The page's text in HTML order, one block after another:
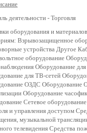
деятельности -Торговля
оборудования и
Взрывозащищенное
устройства Другое
оборудование
Оборудование
для ТВ-сетей
ОЗДС Оборудование
Оборудование
Сетевое
и управления доступом
музыкальной
телевидения Средства